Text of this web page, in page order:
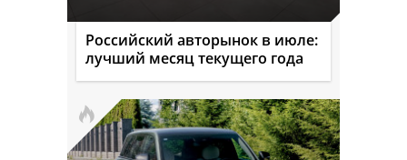
Российский авторынок в июле:
лучший месяц текущего года